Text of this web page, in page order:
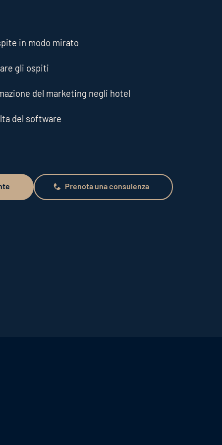
in modo mirato
gli ospiti
del marketing negli hotel
del software
Prenota una consulenza
Prenota una consulenza